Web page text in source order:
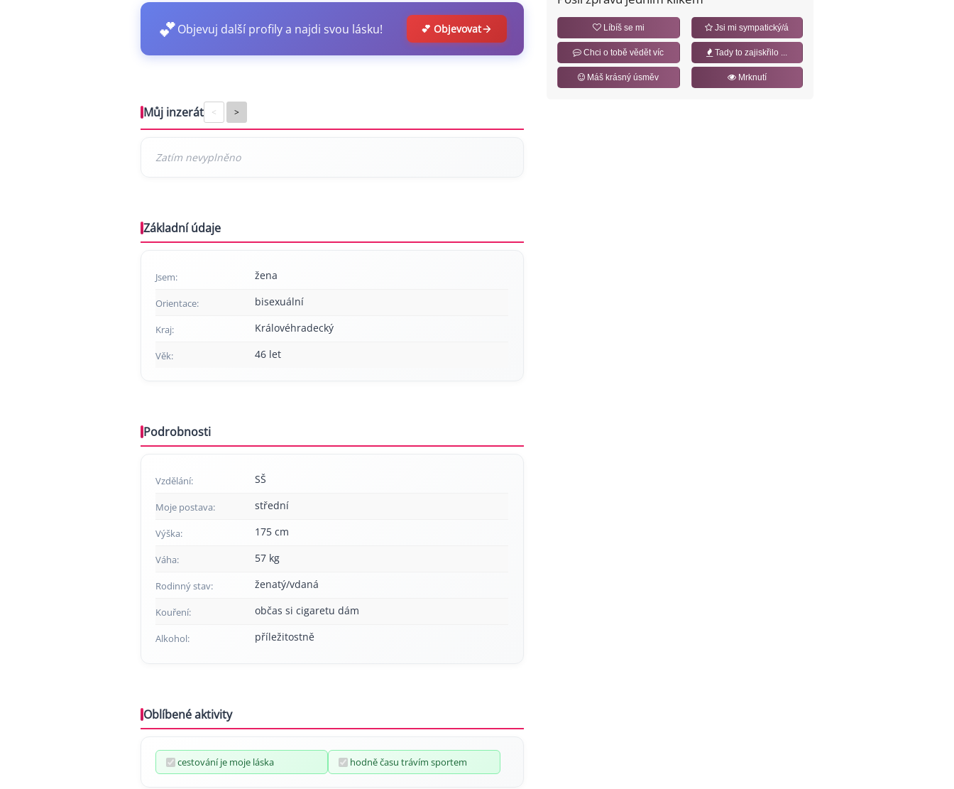
💕Objevuj další profily a najdi svou lásku! 💕 Objevovat
Můj inzerát < >
Základní údaje
Jsem: žena
Orientace: bisexuální
Kraj: Královéhradecký
Věk: 46 let
Podrobnosti
Vzdělání: SŠ
Moje postava: střední
Výška: 175 cm
Váha: 57 kg
Rodinný stav: ženatý/vdaná
Kouření: občas si cigaretu dám
Alkohol: příležitostně
Oblíbené aktivity
cestování je moje láska hodně času trávím sportem
Líbíš se mi Jsi mi sympatický/á
Chci o tobě vědět víc Tady to zajiskřilo ...
Máš krásný úsměv Mrknutí